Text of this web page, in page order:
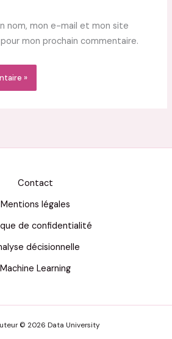
nom, mon e-mail et mon site
mon prochain commentaire.
Contact
Mentions légales
de confidentialité
décisionnelle
Machine Learning
© 2026 Data University